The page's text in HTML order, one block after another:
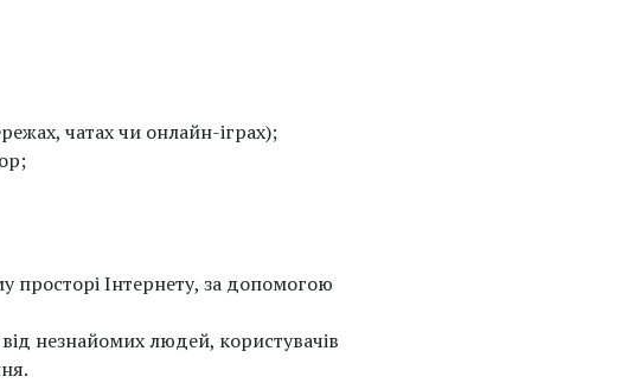
чатах чи онлайн-іграх);
просторі Інтернету, за допомогою
незнайомих людей, користувачів